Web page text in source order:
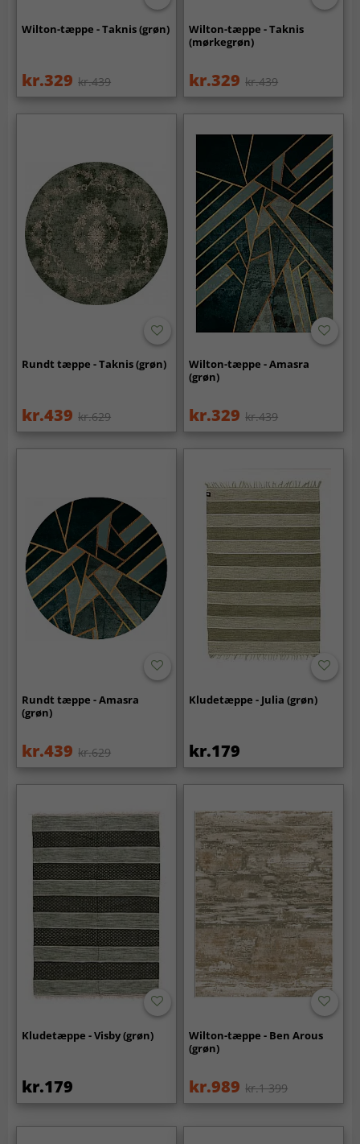
Wilton-tæppe - Taknis (grøn)
kr.329 kr.439
Wilton-tæppe - Taknis
(mørkegrøn)
kr.329 kr.439
Rundt tæppe - Taknis (grøn)
kr.439 kr.629
Wilton-tæppe - Amasra
(grøn)
kr.329 kr.439
Rundt tæppe - Amasra
(grøn)
kr.439 kr.629
Kludetæppe - Julia (grøn)
kr.179
Kludetæppe - Visby (grøn)
kr.179
Wilton-tæppe - Ben Arous
(grøn)
kr.989 kr.1 399